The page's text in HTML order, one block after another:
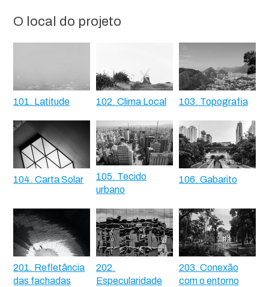
O local do projeto
101. Latitude 102. Clima Local 103. Topografia
104. Carta Solar
105. Tecido
urbano
106. Gabarito
201. Refletância
das fachadas
202.
Especularidade
203. Conexão
com o entorno